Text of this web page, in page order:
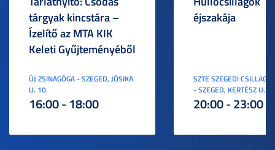
tárgyak kincstára –
Ízelítő az MTA KIK
Keleti Gyűjteményéből
ÚJ ZSINAGÓGA - SZEGED, JÓSIKA
U. 10.
16:00 - 18:00
éjszakája
SZTE SZEGEDI
- SZEGED, KERTÉSZ U. 3.
20:00 - 23:00